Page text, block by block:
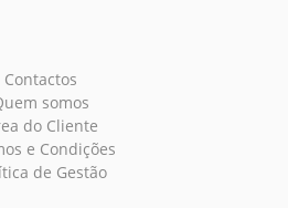
Contactos
somos
do Cliente
e Condições
de Gestão